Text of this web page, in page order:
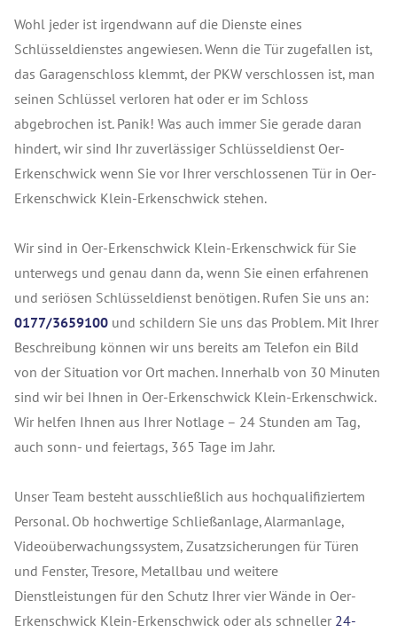
Wohl jeder ist irgendwann auf die Dienste eines
Schlüsseldienstes angewiesen. Wenn die Tür zugefallen ist,
das Garagenschloss klemmt, der PKW verschlossen ist, man
seinen Schlüssel verloren hat oder er im Schloss
abgebrochen ist. Panik! Was auch immer Sie gerade daran
hindert, wir sind Ihr zuverlässiger Schlüsseldienst Oer-
Erkenschwick wenn Sie vor Ihrer verschlossenen Tür in Oer-
Erkenschwick Klein-Erkenschwick stehen.
Wir sind in Oer-Erkenschwick Klein-Erkenschwick für Sie
unterwegs und genau dann da, wenn Sie einen erfahrenen
und seriösen Schlüsseldienst benötigen. Rufen Sie uns an:
0177/3659100 und schildern Sie uns das Problem. Mit Ihrer
Beschreibung können wir uns bereits am Telefon ein Bild
von der Situation vor Ort machen. Innerhalb von 30 Minuten
sind wir bei Ihnen in Oer-Erkenschwick Klein-Erkenschwick.
Wir helfen Ihnen aus Ihrer Notlage – 24 Stunden am Tag,
auch sonn- und feiertags, 365 Tage im Jahr.
Unser Team besteht ausschließlich aus hochqualifiziertem
Personal. Ob hochwertige Schließanlage, Alarmanlage,
Videoüberwachungssystem, Zusatzsicherungen für Türen
und Fenster, Tresore, Metallbau und weitere
Dienstleistungen für den Schutz Ihrer vier Wände in Oer-
Erkenschwick Klein-Erkenschwick oder als schneller 24-